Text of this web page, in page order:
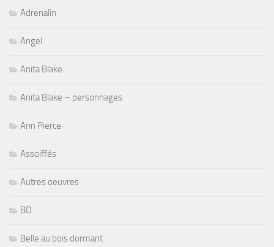
Adrenalin
Angel
Anita Blake
Anita Blake – personnages
Ann Pierce
Assoiffés
Autres oeuvres
BD
Belle au bois dormant